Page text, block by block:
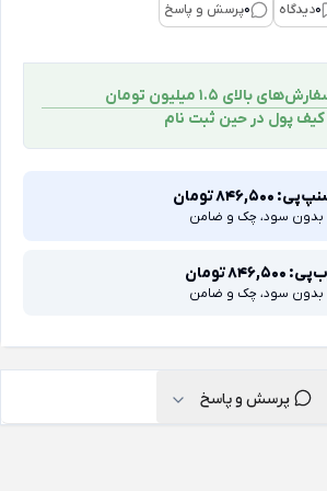
0دیدگاه 0پرسش و پاسخ
1.5 میلیون تومان
846,500تومان
846,500تومان
پرسش و پاسخ